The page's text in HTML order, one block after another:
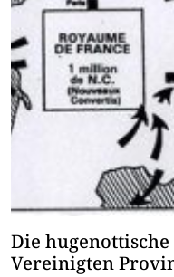
Die
Vereinigten